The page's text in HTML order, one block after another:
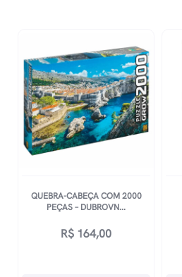
QUEBRA-CABEÇA COM 2000
PEÇAS – DUBROVN...
R$ 164,00